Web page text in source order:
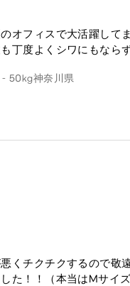
オフィスで大活躍して
丁度よくシワにもなら
- 50kg神奈川県
くチクチクするので敬
た！！（本当はMサイ